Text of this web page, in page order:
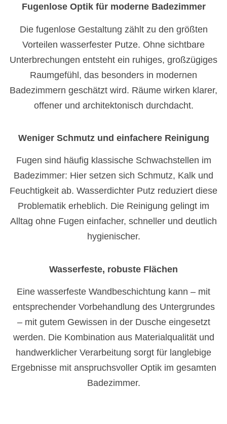
Fugenlose Optik für moderne Badezimmer
Die fugenlose Gestaltung zählt zu den größten
Vorteilen wasserfester Putze. Ohne sichtbare
Unterbrechungen entsteht ein ruhiges, großzügiges
Raumgefühl, das besonders in modernen
Badezimmern geschätzt wird. Räume wirken klarer,
offener und architektonisch durchdacht.
Weniger Schmutz und einfachere Reinigung
Fugen sind häufig klassische Schwachstellen im
Badezimmer: Hier setzen sich Schmutz, Kalk und
Feuchtigkeit ab. Wasserdichter Putz reduziert diese
Problematik erheblich. Die Reinigung gelingt im
Alltag ohne Fugen einfacher, schneller und deutlich
hygienischer.
Wasserfeste, robuste Flächen
Eine wasserfeste Wandbeschichtung kann – mit
entsprechender Vorbehandlung des Untergrundes
– mit gutem Gewissen in der Dusche eingesetzt
werden. Die Kombination aus Materialqualität und
handwerklicher Verarbeitung sorgt für langlebige
Ergebnisse mit anspruchsvoller Optik im gesamten
Badezimmer.